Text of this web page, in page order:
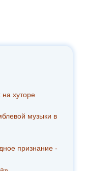
хуторе
музыки в
признание -